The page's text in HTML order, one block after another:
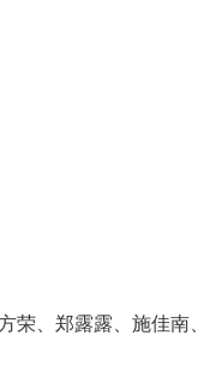
荣、郑露露、施佳南、